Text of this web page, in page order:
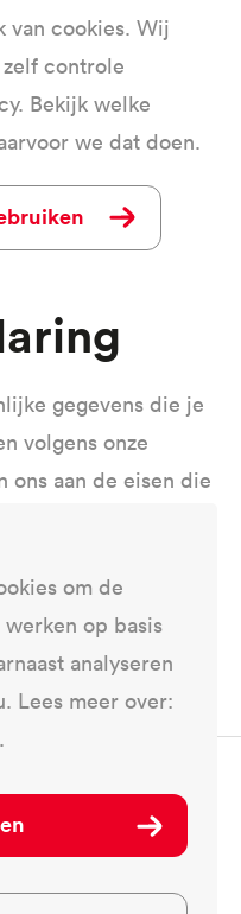
van cookies. Wij
controle
Bekijk welke
we dat doen.
gegevens die je
volgens onze
ons aan de eisen die
monster
om de
op basis
analyseren
Lees meer over:
.